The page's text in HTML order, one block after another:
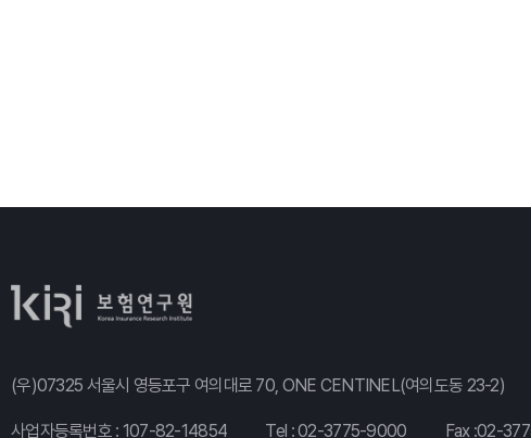
(우)07325 서울시 영등포구 여의대로 70, ONE CENTINEL(여의도동 23-2)
사업자등록번호 : 107-82-14854 Tel :02-3775-9000 Fax :02-